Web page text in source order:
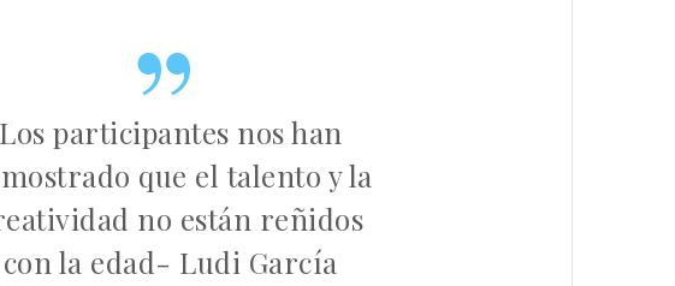
Los participantes nos han
que el talento y la
no están reñidos
con la edad- Ludi García